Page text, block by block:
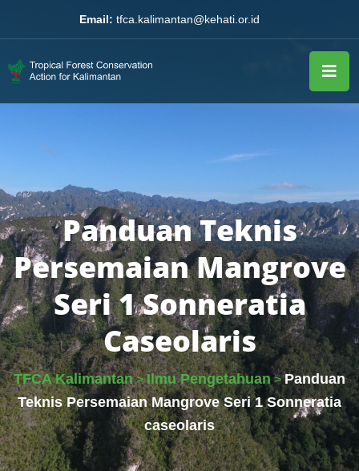
Email: tfca.kalimantan@kehati.or.id
Panduan Teknis
Persemaian Mangrove
Seri 1 Sonneratia
Caseolaris
TFCA Kalimantan>Ilmu Pengetahuan >Panduan
Teknis Persemaian Mangrove Seri 1 Sonneratia
caseolaris